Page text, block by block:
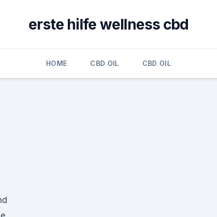
erste hilfe wellness cbd
HOME CBD OIL CBD OIL